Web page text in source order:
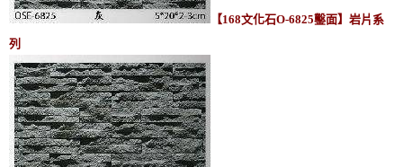
【168文化石O-6825鑿面】岩片系
列